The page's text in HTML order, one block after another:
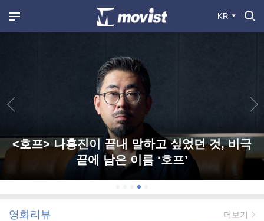
KR
<호프> 나홍진이 끝내 말하고 싶었던 것, 비극
끝에 남은 이름 ‘호프’
영화리뷰 더보기